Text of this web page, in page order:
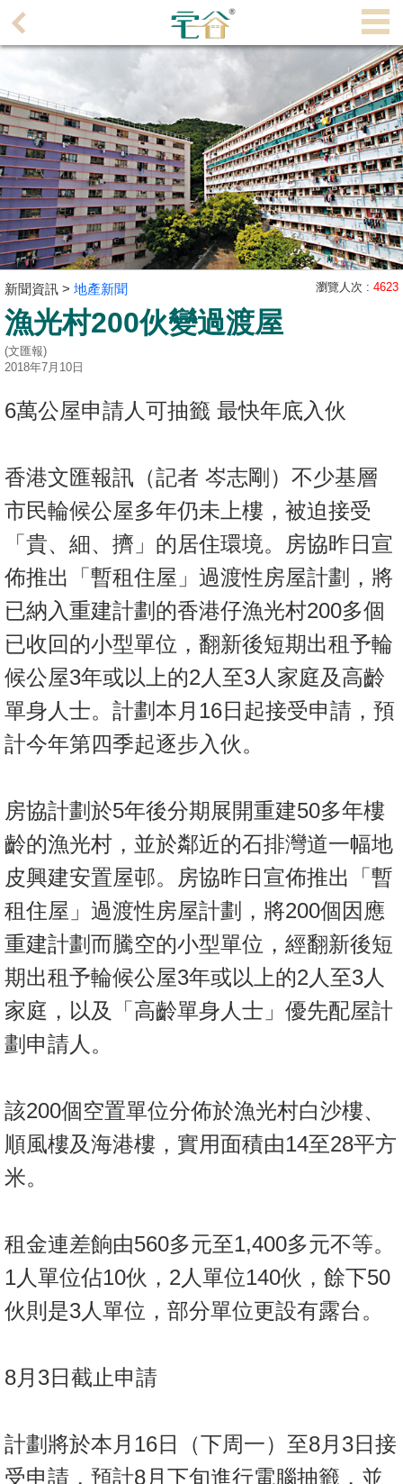
理
頁
搵
樓/
成
交
業
放
盤
宅
按
地
產
客
地
產
新
聞
數
據
公
置
業
手
冊
關
於
我
們
新聞資訊 > 地產新聞 瀏覽人次 : 4623
漁光村200伙變過渡屋
(文匯報)
2018年7月10日
6萬公屋申請人可抽籤 最快年底入伙
香港文匯報訊（記者 岑志剛）不少基層
市民輪候公屋多年仍未上樓，被迫接受
「貴、細、擠」的居住環境。房協昨日宣
佈推出「暫租住屋」過渡性房屋計劃，將
已納入重建計劃的香港仔漁光村200多個
已收回的小型單位，翻新後短期出租予輪
候公屋3年或以上的2人至3人家庭及高齡
單身人士。計劃本月16日起接受申請，預
計今年第四季起逐步入伙。
房協計劃於5年後分期展開重建50多年樓
齡的漁光村，並於鄰近的石排灣道一幅地
皮興建安置屋邨。房協昨日宣佈推出「暫
租住屋」過渡性房屋計劃，將200個因應
重建計劃而騰空的小型單位，經翻新後短
期出租予輪候公屋3年或以上的2人至3人
家庭，以及「高齡單身人士」優先配屋計
劃申請人。
該200個空置單位分佈於漁光村白沙樓、
順風樓及海港樓，實用面積由14至28平方
米。
租金連差餉由560多元至1,400多元不等。
1人單位佔10伙，2人單位140伙，餘下50
伙則是3人單位，部分單位更設有露台。
8月3日截止申請
計劃將於本月16日（下周一）至8月3日接
受申請，預計8月下旬進行電腦抽籤，並